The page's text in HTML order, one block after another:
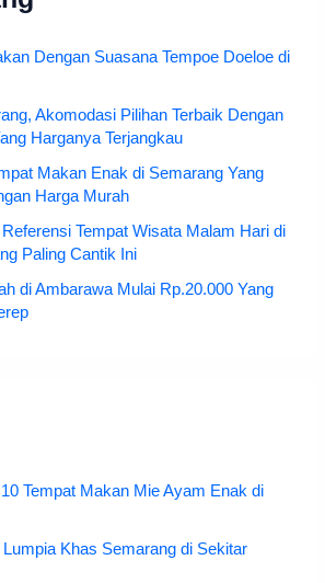
Dengan Suasana Tempoe Doeloe di
Akomodasi Pilihan Terbaik Dengan
Harganya Terjangkau
Makan Enak di Semarang Yang
Harga Murah
Tempat Wisata Malam Hari di
Paling Cantik Ini
di Ambarawa Mulai Rp.20.000 Yang
Tempat Makan Mie Ayam Enak di
Khas Semarang di Sekitar